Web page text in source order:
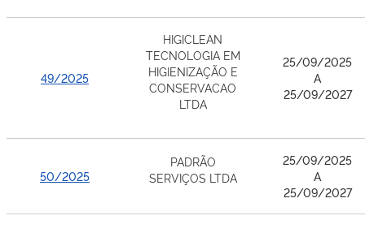
49/2025
HIGICLEAN
TECNOLOGIA EM
HIGIENIZAÇÃO E
CONSERVACAO
LTDA
25/09/2025
A
25/09/2027
50/2025
PADRÃO
SERVIÇOS LTDA
25/09/2025
A
25/09/2027